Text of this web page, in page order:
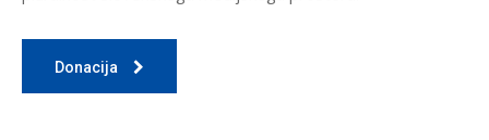
Donacija